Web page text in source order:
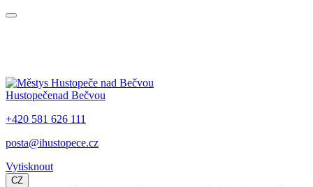
Hustopečenad Bečvou
+420 581 626 111
posta@ihustopece.cz
Vytisknout
CZ